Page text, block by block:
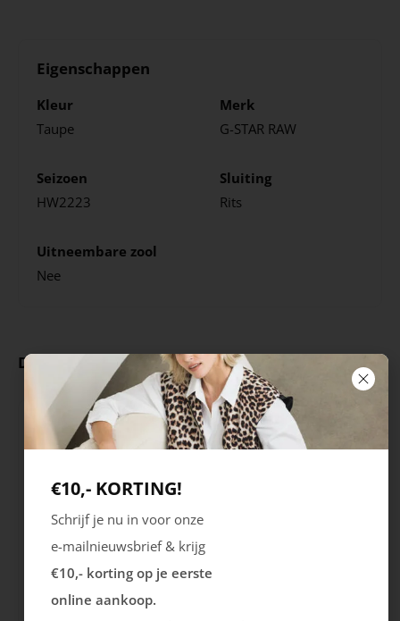
Eigenschappen
Kleur
Taupe
Merk
G-STAR RAW
Seizoen
HW2223
Sluiting
Rits
Uitneembare zool
Nee
Deze producten ga je leuk vinden
€10,- KORTING!
Schrijf je nu in voor onze
e-mailnieuwsbrief & krijg
€10,- korting op je eerste
online aankoop.